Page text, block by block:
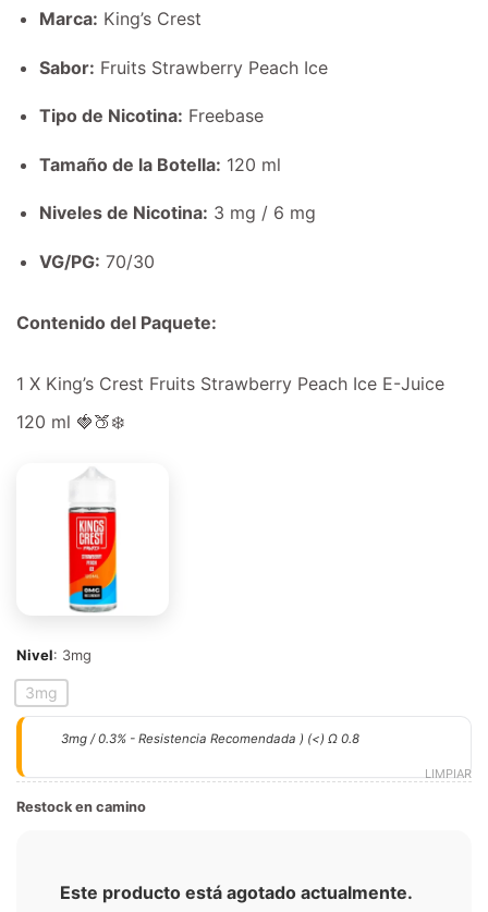
Marca: King’s Crest
Sabor: Fruits Strawberry Peach Ice
Tipo de Nicotina: Freebase
Tamaño de la Botella: 120 ml
Niveles de Nicotina: 3 mg / 6 mg
VG/PG: 70/30
Contenido del Paquete:
1 X King’s Crest Fruits Strawberry Peach Ice E-Juice
120 ml 🍓🍑❄️
Nivel: 3mg
3mg
LIMPIAR
3mg / 0.3% - Resistencia Recomendada ) (<) Ω 0.8
Restock en camino
Este producto está agotado actualmente.